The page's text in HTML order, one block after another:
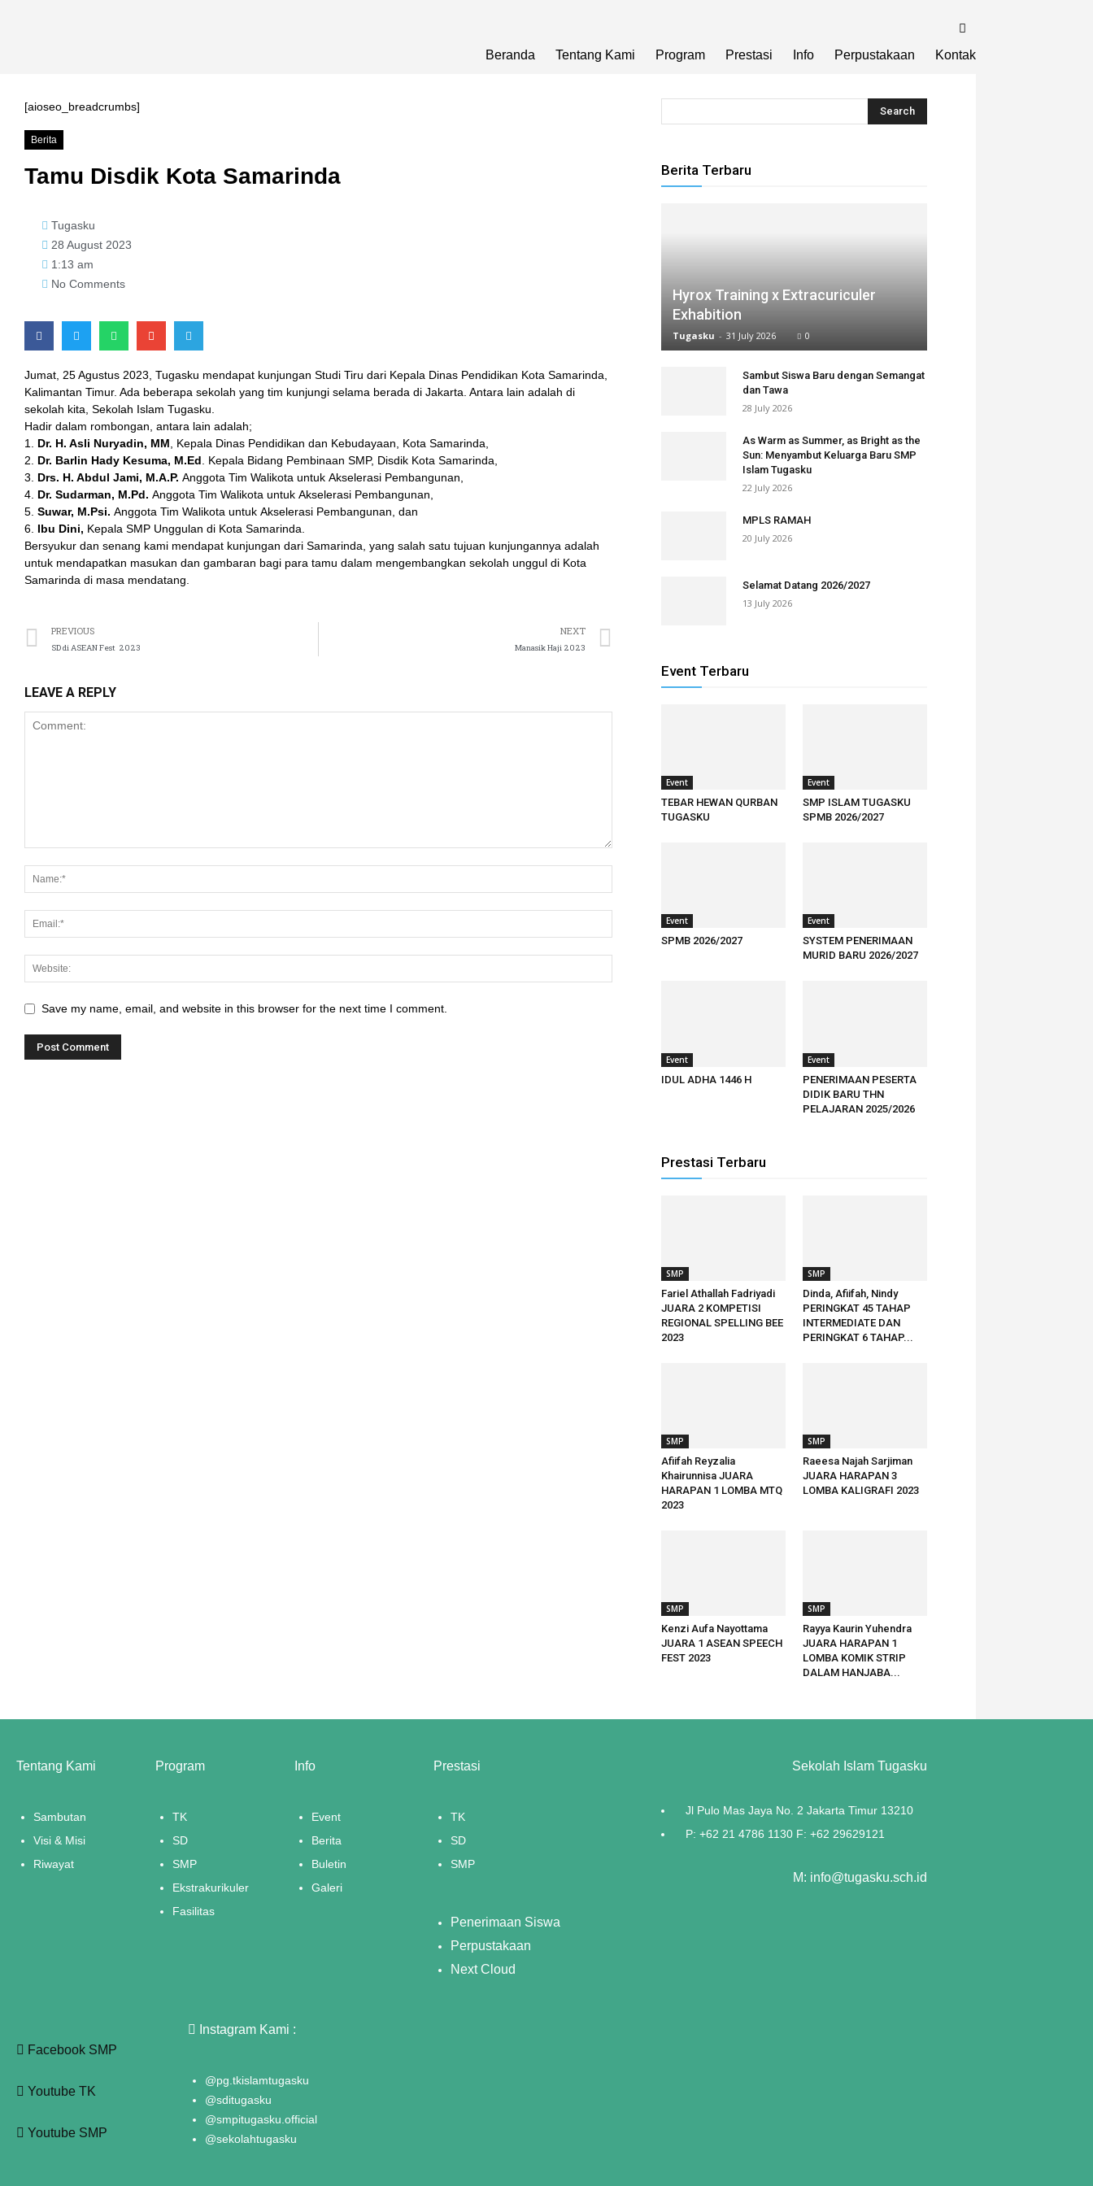
Beranda Tentang Kami Program Prestasi Info Perpustakaan Kontak
[aioseo_breadcrumbs]
Berita
Tamu Disdik Kota Samarinda
Tugasku
28 August 2023
1:13 am
No Comments
Jumat, 25 Agustus 2023, Tugasku mendapat kunjungan Studi Tiru dari Kepala Dinas Pendidikan Kota Samarinda,
Kalimantan Timur. Ada beberapa sekolah yang tim kunjungi selama berada di Jakarta. Antara lain adalah di
sekolah kita, Sekolah Islam Tugasku.
Hadir dalam rombongan, antara lain adalah;
1. Dr. H. Asli Nuryadin, MM , Kepala Dinas Pendidikan dan Kebudayaan, Kota Samarinda,
2. Dr. Barlin Hady Kesuma, M.Ed . Kepala Bidang Pembinaan SMP, Disdik Kota Samarinda,
3. Drs. H. Abdul Jami, M.A.P. Anggota Tim Walikota untuk Akselerasi Pembangunan,
4. Dr. Sudarman, M.Pd. Anggota Tim Walikota untuk Akselerasi Pembangunan,
5. Suwar, M.Psi. Anggota Tim Walikota untuk Akselerasi Pembangunan, dan
6. Ibu Dini, Kepala SMP Unggulan di Kota Samarinda.
Bersyukur dan senang kami mendapat kunjungan dari Samarinda, yang salah satu tujuan kunjungannya adalah
untuk mendapatkan masukan dan gambaran bagi para tamu dalam mengembangkan sekolah unggul di Kota
Samarinda di masa mendatang.
PREVIOUS
SD di ASEAN Fest 2023
NEXT
Manasik Haji 2023
LEAVE A REPLY
Save my name, email, and website in this browser for the next time I comment.
Berita Terbaru
Hyrox Training x Extracuriculer
Exhabition
Tugasku - 31 July 2026 0
Sambut Siswa Baru dengan Semangat
dan Tawa
28 July 2026
As Warm as Summer, as Bright as the
Sun: Menyambut Keluarga Baru SMP
Islam Tugasku
22 July 2026
MPLS RAMAH
20 July 2026
Selamat Datang 2026/2027
13 July 2026
Event Terbaru
Event
TEBAR HEWAN QURBAN
TUGASKU
Event
SMP ISLAM TUGASKU
SPMB 2026/2027
Event
SPMB 2026/2027
Event
SYSTEM PENERIMAAN
MURID BARU 2026/2027
Event
IDUL ADHA 1446 H
Event
PENERIMAAN PESERTA
DIDIK BARU THN
PELAJARAN 2025/2026
Prestasi Terbaru
SMP
Fariel Athallah Fadriyadi
JUARA 2 KOMPETISI
REGIONAL SPELLING BEE
2023
SMP
Dinda, Afiifah, Nindy
PERINGKAT 45 TAHAP
INTERMEDIATE DAN
PERINGKAT 6 TAHAP...
SMP
Afiifah Reyzalia
Khairunnisa JUARA
HARAPAN 1 LOMBA MTQ
2023
SMP
Raeesa Najah Sarjiman
JUARA HARAPAN 3
LOMBA KALIGRAFI 2023
SMP
Kenzi Aufa Nayottama
JUARA 1 ASEAN SPEECH
FEST 2023
SMP
Rayya Kaurin Yuhendra
JUARA HARAPAN 1
LOMBA KOMIK STRIP
DALAM HANJABA...
Tentang Kami
Sambutan
Visi & Misi
Riwayat
Program
TK
SD
SMP
Ekstrakurikuler
Fasilitas
Info
Event
Berita
Buletin
Galeri
Prestasi
TK
SD
SMP
Penerimaan Siswa
Perpustakaan
Next Cloud
Sekolah Islam Tugasku
Jl Pulo Mas Jaya No. 2 Jakarta Timur 13210
P: +62 21 4786 1130 F: +62 29629121
M: info@tugasku.sch.id
Facebook SMP
Youtube TK
Youtube SMP
Instagram Kami :
@pg.tkislamtugasku
@sditugasku
@smpitugasku.official
@sekolahtugasku